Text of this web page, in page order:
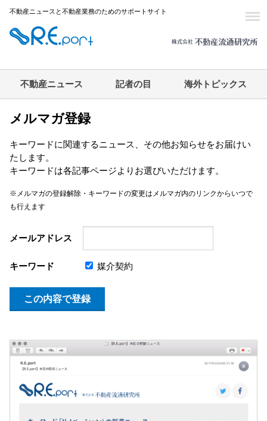
不動産ニュースと不動産業務のためのサポートサイト
不動産ニュース 記者の目 海外トピックス
メルマガ登録
キーワードに関連するニュース、その他お知らせをお届けい
たします。
キーワードは各記事ページよりお選びいただけます。
※メルマガの登録解除・キーワードの変更はメルマガ内のリンクからいつで
も行えます
メールアドレス
キーワード 媒介契約
この内容で登録